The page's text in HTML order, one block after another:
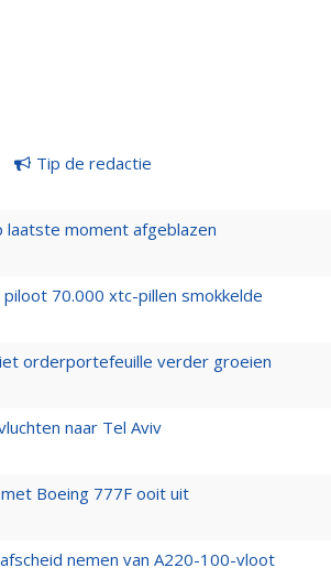
Tip de redactie
laatste moment afgeblazen
70.000 xtc-pillen smokkelde
orderportefeuille verder groeien
naar Tel Aviv
Boeing 777F ooit uit
nemen van A220-100-vloot